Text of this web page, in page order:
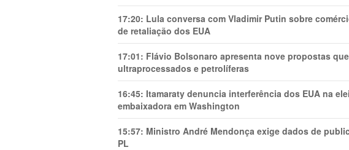
17:20: Lula conversa com Vladimir Putin sobre
de retaliação dos EUA
17:01: Flávio Bolsonaro apresenta nove propostas
ultraprocessados e petrolíferas
16:45: Itamaraty denuncia interferência dos EUA na
embaixadora em Washington
15:57: Ministro André Mendonça exige dados de
PL